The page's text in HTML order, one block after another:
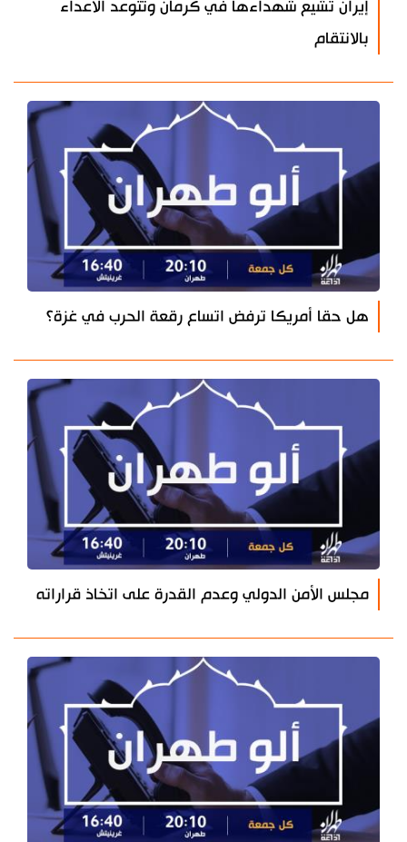
إيران تشيع شهداءها في كرمان وتتوعد الأعداء
بالانتقام
هل حقا أمريكا ترفض اتساع رقعة الحرب في غزة؟
مجلس الأمن الدولي وعدم القدرة على اتخاذ قراراته